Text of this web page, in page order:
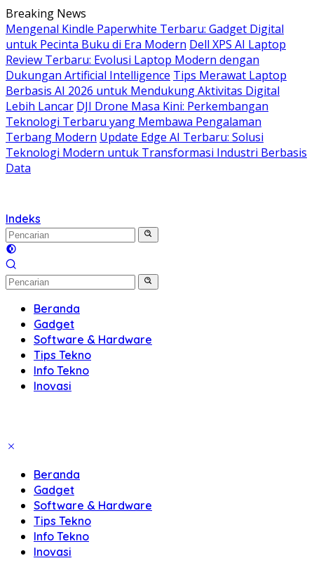
Langsung
ke
konten
Breaking News
Mengenal Kindle Paperwhite Terbaru: Gadget Digital
untuk Pecinta Buku di Era Modern Dell XPS AI Laptop
Review Terbaru: Evolusi Laptop Modern dengan
Dukungan Artificial Intelligence Tips Merawat Laptop
Berbasis AI 2026 untuk Mendukung Aktivitas Digital
Lebih Lancar DJI Drone Masa Kini: Perkembangan
Teknologi Terbaru yang Membawa Pengalaman
Terbang Modern Update Edge AI Terbaru: Solusi
Teknologi Modern untuk Transformasi Industri Berbasis
Data
Indeks
Beranda
Gadget
Software & Hardware
Tips Tekno
Info Tekno
Inovasi
Beranda
Gadget
Software & Hardware
Tips Tekno
Info Tekno
Inovasi